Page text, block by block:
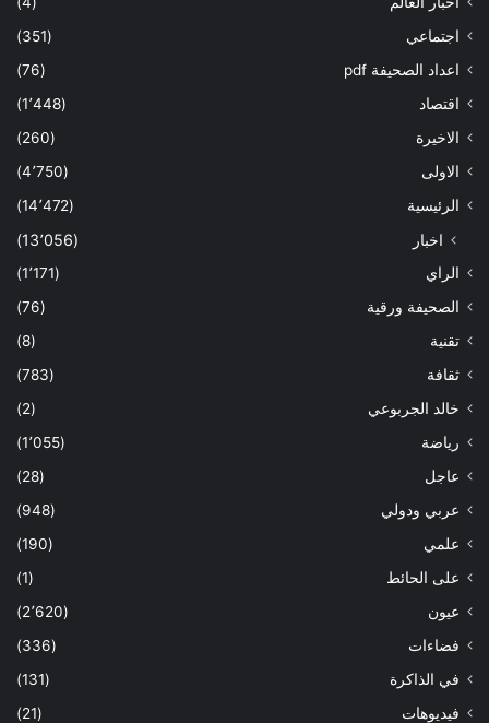
اجتماعي
(351)
اعداد الصحيفة pdf
(76)
اقتصاد
(1٬448)
الاخيرة
(260)
الاولى
(4٬750)
الرئيسية
(14٬472)
اخبار (13٬056)
الراي
(1٬171)
الصحيفة ورقية
(76)
تقنية
(8)
ثقافة
(783)
خالد الجربوعي
(2)
رياضة
(1٬055)
عاجل
(28)
عربي ودولي
(948)
علمي
(190)
على الحائط
(1)
عيون
(2٬620)
فضاءات
(336)
في الذاكرة
(131)
فيديوهات
(21)